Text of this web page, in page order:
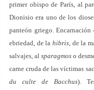
primer obispo de París, al
Dionisio era uno de los
panteón griego.
ebriedad, de la hibris, de la
salvajes, alsparagmos o
carne cruda de las víctimas
du culte de Bacchus).